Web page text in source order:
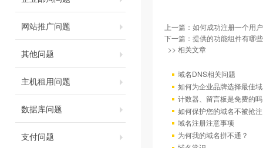
网站推广问题
其他问题
主机租用问题
数据库问题
支付问题
上一篇： 如何成功注册一个用户
下一篇： 提供的功能组件有哪
>> 相关文章
域名DNS相关问题
如何为企业品牌选择最佳
计数器、留言板是免费的
如何保护您的域名不被抢注
域名注册注意事项
为何我的域名拼不通？